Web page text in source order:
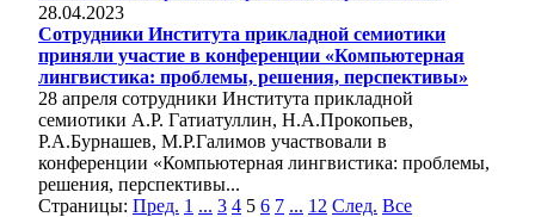
28.04.2023
Сотрудники Института прикладной семиотики
приняли участие в конференции «Компьютерная
лингвистика: проблемы, решения, перспективы»
28 апреля сотрудники Института прикладной
семиотики А.Р. Гатиатуллин, Н.А.Прокопьев,
Р.А.Бурнашев, М.Р.Галимов участвовали в
конференции «Компьютерная лингвистика: проблемы,
решения, перспективы...
Страницы: Пред. 1 ... 3 4 5 6 7 ... 12 След. Все